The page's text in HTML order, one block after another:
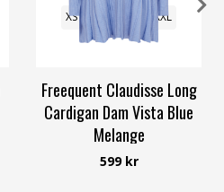
XS S M XL XXL
Freequent Claudisse Long
Cardigan Dam Vista Blue
Melange
Freequent
599 kr